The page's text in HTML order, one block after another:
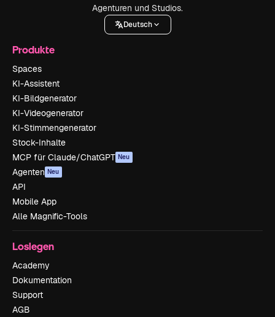
Agenturen und Studios.
Deutsch
Produkte
Spaces
KI-Assistent
KI-Bildgenerator
KI-Videogenerator
KI-Stimmengenerator
Stock-Inhalte
MCP für Claude/ChatGPT Neu
Agenten Neu
API
Mobile App
Alle Magnific-Tools
Loslegen
Academy
Dokumentation
Support
AGB